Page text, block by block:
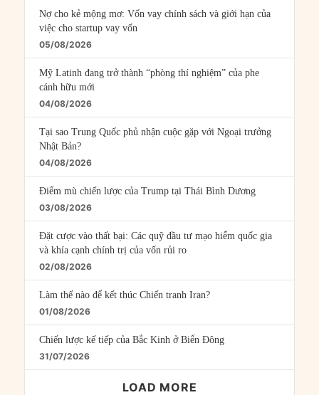
Nợ cho kẻ mộng mơ: Vốn vay chính sách và giới hạn của
việc cho startup vay vốn
05/08/2026
Mỹ Latinh đang trở thành “phòng thí nghiệm” của phe
cánh hữu mới
04/08/2026
Tại sao Trung Quốc phủ nhận cuộc gặp với Ngoại trưởng
Nhật Bản?
04/08/2026
Điểm mù chiến lược của Trump tại Thái Bình Dương
03/08/2026
Đặt cược vào thất bại: Các quỹ đầu tư mạo hiểm quốc gia
và khía cạnh chính trị của vốn rủi ro
02/08/2026
Làm thế nào để kết thúc Chiến tranh Iran?
01/08/2026
Chiến lược kế tiếp của Bắc Kinh ở Biển Đông
31/07/2026
LOAD MORE